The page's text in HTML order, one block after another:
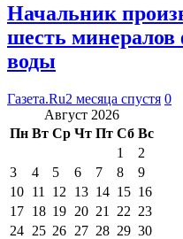
Начальник
шесть
воды
Газета.Ru2 месяца спустя 0
Август 2026
Пн Вт Ср Чт Пт Сб Вс
1
2
3
4 5 6 7 8
9
10 11 12 13 14 15 16
17 18 19 20 21 22 23
24 25 26 27 28 29 30